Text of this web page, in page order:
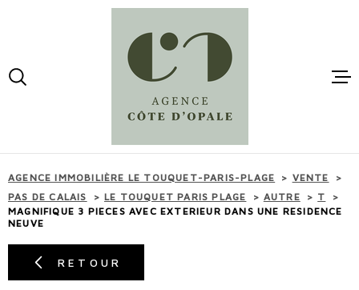
recherche
principal
VENTES
AGENCE IMMOBILIÈRE LE TOUQUET-PARIS-PLAGE
VENTE
PAS DE CALAIS
LE TOUQUET PARIS PLAGE AUTRE
T
MAGNIFIQUE 3 PIECES AVEC EXTERIEUR DANS UNE RESIDENCE
NEUVE
RETOUR
RECHERCHE
D'OFFRE
ACHETER
TYPE
DE
BIEN
TYPE DE BIEN